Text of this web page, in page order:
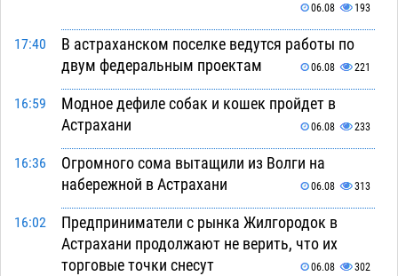
06.08 193
17:40
В астраханском поселке ведутся работы по
двум федеральным проектам
06.08 221
16:59
Модное дефиле собак и кошек пройдет в
Астрахани
06.08 233
16:36
Огромного сома вытащили из Волги на
набережной в Астрахани
06.08 313
16:02
Предприниматели с рынка Жилгородок в
Астрахани продолжают не верить, что их
торговые точки снесут
06.08 302